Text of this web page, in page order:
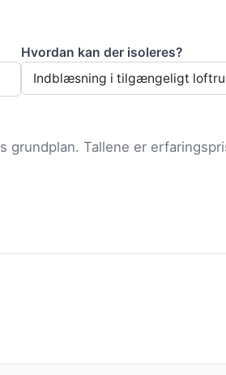
Hvordan kan der isoleres?
grundplan. Tallene er